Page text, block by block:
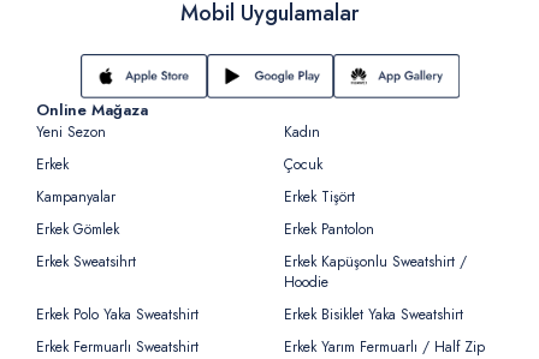
Mobil Uygulamalar
Online Mağaza
Yeni Sezon
Kadın
Erkek
Çocuk
Kampanyalar
Erkek Tişört
Erkek Gömlek
Erkek Pantolon
Erkek Sweatsihrt
Erkek Kapüşonlu Sweatshirt /
Hoodie
Erkek Polo Yaka Sweatshirt
Erkek Bisiklet Yaka Sweatshirt
Erkek Fermuarlı Sweatshirt
Erkek Yarım Fermuarlı / Half Zip